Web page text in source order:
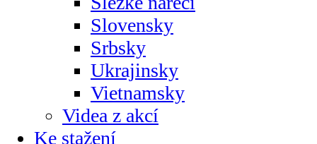
Slovensky
Srbsky
Ukrajinsky
Vietnamsky
Videa z akcí
Ke stažení